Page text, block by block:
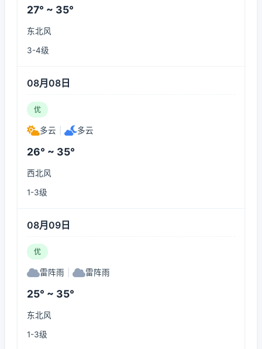
27° ~ 35°
东北风
3-4级
08月08日
优
多云 多云
26° ~ 35°
西北风
1-3级
08月09日
优
雷阵雨 雷阵雨
25° ~ 35°
东北风
1-3级